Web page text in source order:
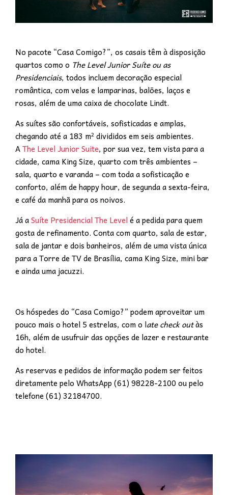
No pacote “Casa Comigo?”, os casais têm à disposição
quartos como o The Level Junior Suíte ou as
Presidenciais, todos incluem decoração especial
romântica, com velas e lamparinas, balões, laços e
rosas, além de uma caixa de chocolate Lindt.
As suítes são confortáveis, sofisticadas e amplas,
chegando até a 183 m² divididos em seis ambientes.
AThe Level Junior Suite, por sua vez, tem vista para a
cidade, cama King Size, quarto com três ambientes –
sala, quarto e varanda – com toda a sofisticação e
conforto, além de happy hour, de segunda a sexta-feira,
e café da manhã para os noivos.
Já aSuíte Presidencial The Levelé a pedida para quem
gosta de refinamento. Conta com quarto, sala de estar,
sala de jantar e dois banheiros, além de uma vista única
para a Torre de TV de Brasília, cama King Size, mini bar
e ainda uma jacuzzi.
Os hóspedes do “Casa Comigo?” podem aproveitar um
pouco mais o hotel 5 estrelas, com o late check outàs
16h, além de usufruir das opções de lazer e restaurante
do hotel.
As reservas e pedidos de informação podem ser feitos
diretamente pelo WhatsApp (61) 98228-2100 ou pelo
telefone (61) 32184700.